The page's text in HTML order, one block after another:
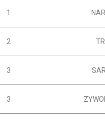
1
2
3
3